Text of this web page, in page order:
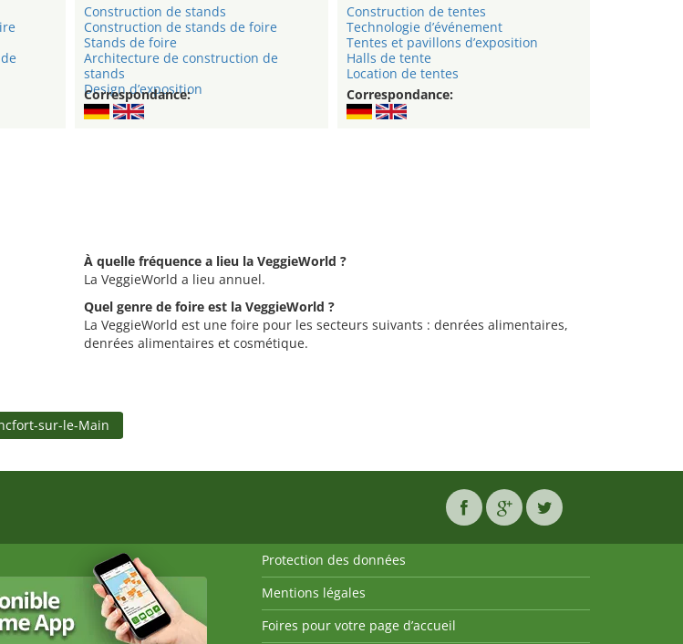
Construction de stands
Construction de stands de foire
Stands de foire
Architecture de construction de
stands
Design d’exposition
Correspondance:
Construction de tentes
Technologie d’événement
Tentes et pavillons d’exposition
Halls de tente
Location de tentes
Correspondance:
À quelle fréquence a lieu la VeggieWorld ?
La VeggieWorld a lieu annuel.
Quel genre de foire est la VeggieWorld ?
La VeggieWorld est une foire pour les secteurs suivants : denrées alimentaires,
denrées alimentaires et cosmétique.
sur-le-Main
Protection des données
Mentions légales
Foires pour votre page d’accueil